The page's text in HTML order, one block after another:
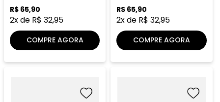
R$ 65,90
2x de R$ 32,95
COMPRE AGORA
R$ 65,90
2x de R$ 32,95
COMPRE AGORA